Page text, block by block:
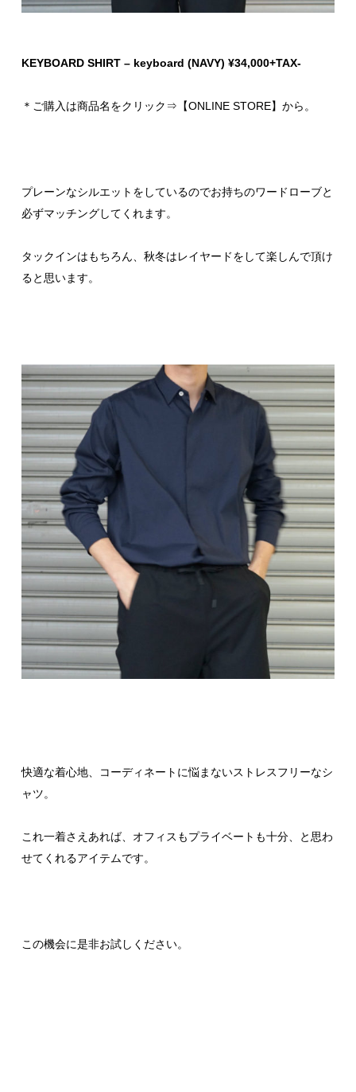
KEYBOARD SHIRT – keyboard (NAVY) ¥34,000+TAX-
＊ご購入は商品名をクリック⇒【ONLINE STORE】から。
プレーンなシルエットをしているのでお持ちのワードローブと
必ずマッチングしてくれます。
タックインはもちろん、秋冬はレイヤードをして楽しんで頂け
ると思います。
快適な着心地、コーディネートに悩まないストレスフリーなシ
ャツ。
これ一着さえあれば、オフィスもプライベートも十分、と思わ
せてくれるアイテムです。
この機会に是非お試しください。